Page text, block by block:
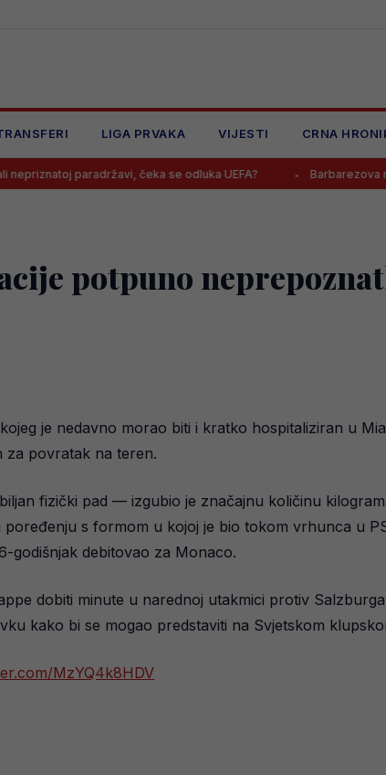
LIGA PRVAKA VIJESTI CRNA
čeka se odluka UEFA? Barbarezova misteriozna
potpuno
je nedavno morao biti i kratko hospitaliziran u
za povratak na teren.
fizički pad — izgubio je značajnu količinu
s formom u kojoj je bio tokom vrhunca u
godišnjak debitovao za Monaco.
dobiti minute u narednoj utakmici protiv
kako bi se mogao predstaviti na Svjetskom
MzYQ4k8HDV